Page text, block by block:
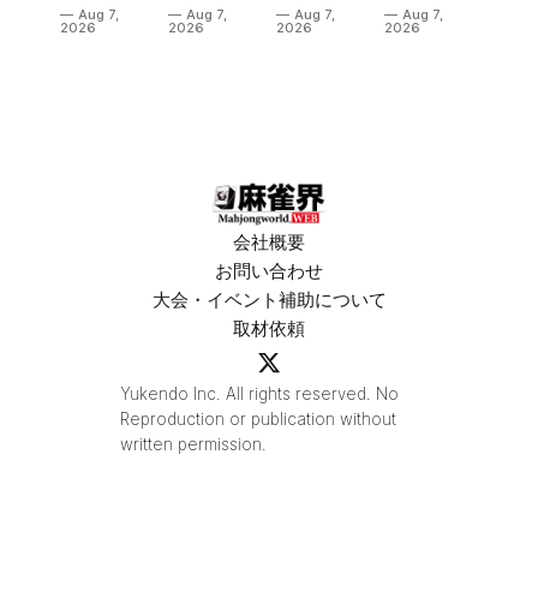
ニバル！東
Aug 7,
2026
Aug 7,
2026
誕生！？
Aug 7,
2026
Aug 7,
2026
会社概要
お問い合わせ
大会・イベント補助について
取材依頼
Yukendo Inc. All rights reserved. No
Reproduction or publication without
written permission.